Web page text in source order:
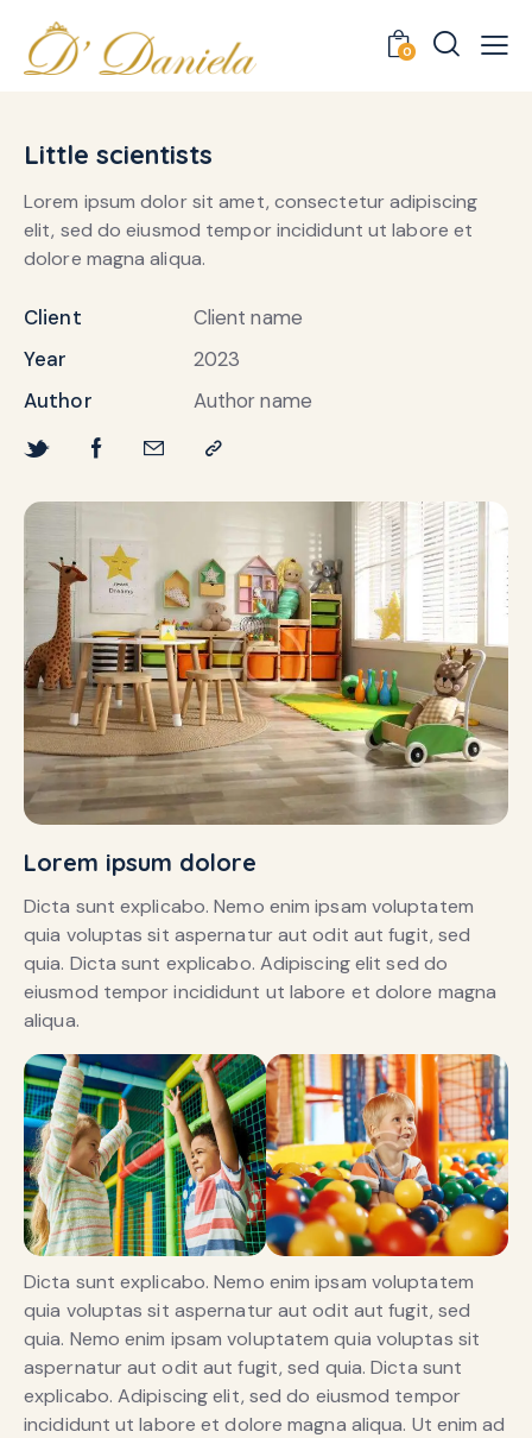
0
Little scientists
Lorem ipsum dolore
Dicta sunt explicabo. Nemo enim ipsam voluptatem
quia voluptas sit aspernatur aut odit aut fugit, sed
quia. Dicta sunt explicabo. Adipiscing elit sed do
eiusmod tempor incididunt ut labore et dolore magna
aliqua.
Dicta sunt explicabo. Nemo enim ipsam voluptatem
quia voluptas sit aspernatur aut odit aut fugit, sed
quia. Nemo enim ipsam voluptatem quia voluptas sit
aspernatur aut odit aut fugit, sed quia. Dicta sunt
explicabo. Adipiscing elit, sed do eiusmod tempor
incididunt ut labore et dolore magna aliqua. Ut enim ad
Lorem ipsum dolor sit amet, consectetur adipiscing
elit, sed do eiusmod tempor incididunt ut labore et
dolore magna aliqua.
Client
Client name
Year
2023
Author
Author name